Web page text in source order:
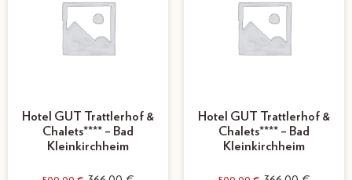
Hotel GUT Trattlerhof &
Chalets**** – Bad
Kleinkirchheim
Hotel GUT Trattlerhof &
Chalets**** – Bad
Kleinkirchheim